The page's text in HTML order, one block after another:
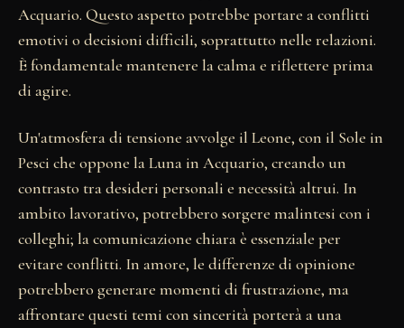
Acquario. Questo aspetto potrebbe portare a conflitti
emotivi o decisioni difficili, soprattutto nelle relazioni.
È fondamentale mantenere la calma e riflettere prima
di agire.
Un'atmosfera di tensione avvolge il Leone, con il Sole in
Pesci che oppone la Luna in Acquario, creando un
contrasto tra desideri personali e necessità altrui. In
ambito lavorativo, potrebbero sorgere malintesi con i
colleghi; la comunicazione chiara è essenziale per
evitare conflitti. In amore, le differenze di opinione
potrebbero generare momenti di frustrazione, ma
affrontare questi temi con sincerità porterà a una